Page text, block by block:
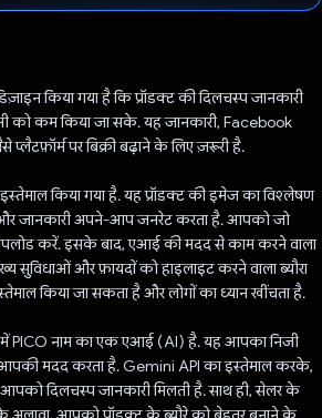
किया गया है कि प्रॉडक्ट की दिलचस्प जानकारी
को कम किया जा सके. यह जानकारी, Facebook
पर बिक्री बढ़ाने के लिए ज़रूरी है.
किया गया है. यह प्रॉडक्ट की इमेज का विश्लेषण
जानकारी अपने-आप जनरेट करता है. आपको जो
करें. इसके बाद, एआई की मदद से काम करने वाला
सुविधाओं और फ़ायदों को हाइलाइट करने वाला ब्यौरा
किया जा सकता है और लोगों का ध्यान खींचता है.
PICO नाम का एक एआई (AI) है. यह आपका निजी
मदद करता है. Gemini API का इस्तेमाल करके,
दिलचस्प जानकारी मिलती है. साथ ही, सेलर के